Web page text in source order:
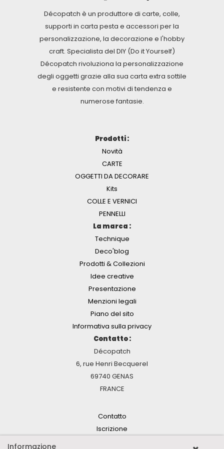
Décopatch è un produttore di carte, colle,
supporti in carta pesta e accessori per la
personalizzazione, la decorazione e l'hobby
craft. Specialista del DIY (Do it Yourself)
Décopatch rivoluziona la personalizzazione
degli oggetti grazie alla sua carta extra sottile
e resistente con motivi di tendenza e
numerose fantasie.
Prodotti :
Novità
CARTE
OGGETTI DA DECORARE
Kits
COLLE E VERNICI
PENNELLI
La marca :
Technique
Deco'blog
Prodotti & Collezioni
Idee creative
Presentazione
Menzioni legali
Piano del sito
Informativa sulla privacy
Contatto :
Décopatch
6, rue Henri Becquerel
69740 GENAS
FRANCE
Contatto
Iscrizione
Informazione